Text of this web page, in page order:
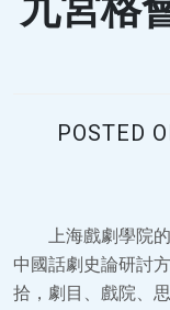
九宮格
POSTED
上海戲劇學院
中國話劇史論研討
拾，劇目、戲院、